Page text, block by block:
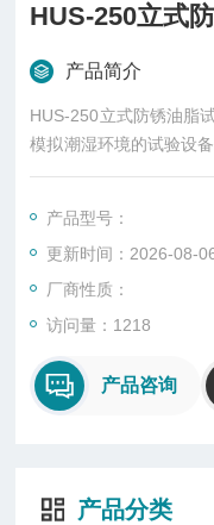
HUS-250立式
产品简介
HUS-250立式防锈油脂
模拟潮湿环境的试验设
科研院所等科研单位的
产品型号：
更新时间：2026-08-
厂商性质：
访问量：1218
产品咨询
产品分类